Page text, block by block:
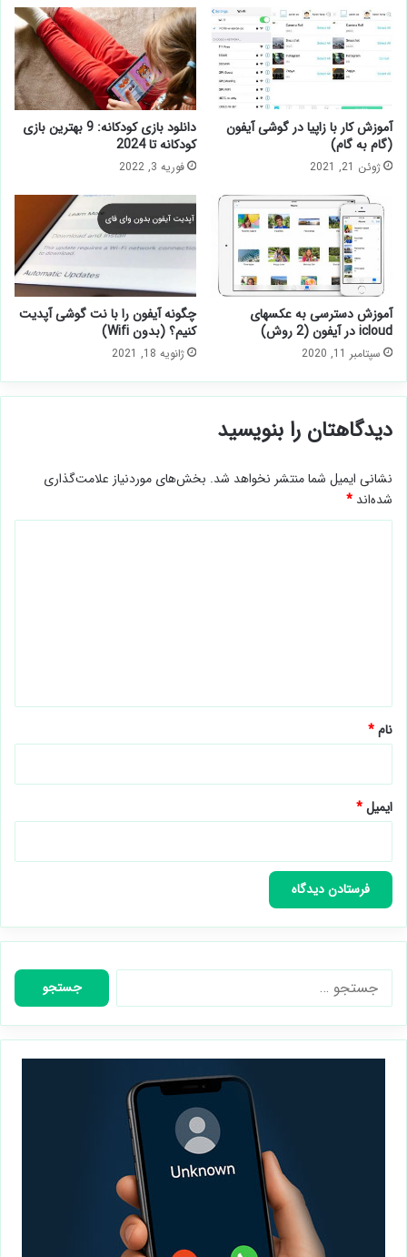
آموزش کار با زاپیا در گوشی آیفون
(گام به گام)
ژوئن 21, 2021
دانلود بازی کودکانه: 9 بهترین بازی
کودکانه تا 2024
فوریه 3, 2022
آموزش دسترسی به عکسهای
icloud در آیفون (2 روش)
سپتامبر 11, 2020
چگونه آیفون را با نت گوشی آپدیت
کنیم؟ (بدون Wifi)
ژانویه 18, 2021
دیدگاهتان را بنویسید
نشانی ایمیل شما منتشر نخواهد شد. بخش‌های موردنیاز علامت‌گذاری
شده‌اند *
نام*
ایمیل*
جستجو
برای: